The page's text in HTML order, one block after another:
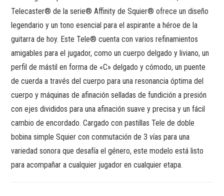
Telecaster® de la serie® Affinity de Squier® ofrece un diseño
legendario y un tono esencial para el aspirante a héroe de la
guitarra de hoy. Este Tele® cuenta con varios refinamientos
amigables para el jugador, como un cuerpo delgado y liviano, un
perfil de mástil en forma de «C» delgado y cómodo, un puente
de cuerda a través del cuerpo para una resonancia óptima del
cuerpo y máquinas de afinación selladas de fundición a presión
con ejes divididos para una afinación suave y precisa y un fácil
cambio de encordado. Cargado con pastillas Tele de doble
bobina simple Squier con conmutación de 3 vías para una
variedad sonora que desafía el género, este modelo está listo
para acompañar a cualquier jugador en cualquier etapa.